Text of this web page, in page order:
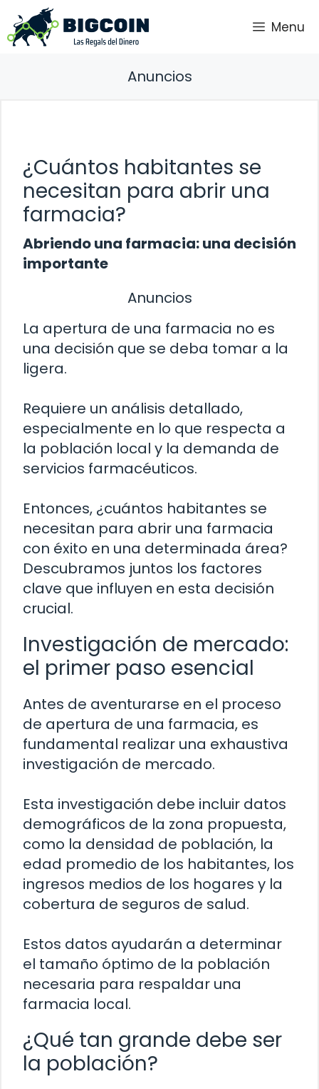
Saltar
al
contenido
Menu
Anuncios
¿Cuántos habitantes se
necesitan para abrir una
farmacia?
Abriendo una farmacia: una decisión
importante
Anuncios
La apertura de una farmacia no es
una decisión que se deba tomar a la
ligera.
Requiere un análisis detallado,
especialmente en lo que respecta a
la población local y la demanda de
servicios farmacéuticos.
Entonces, ¿cuántos habitantes se
necesitan para abrir una farmacia
con éxito en una determinada área?
Descubramos juntos los factores
clave que influyen en esta decisión
crucial.
Investigación de mercado:
el primer paso esencial
Antes de aventurarse en el proceso
de apertura de una farmacia, es
fundamental realizar una exhaustiva
investigación de mercado.
Esta investigación debe incluir datos
demográficos de la zona propuesta,
como la densidad de población, la
edad promedio de los habitantes, los
ingresos medios de los hogares y la
cobertura de seguros de salud.
Estos datos ayudarán a determinar
el tamaño óptimo de la población
necesaria para respaldar una
farmacia local.
¿Qué tan grande debe ser
la población?